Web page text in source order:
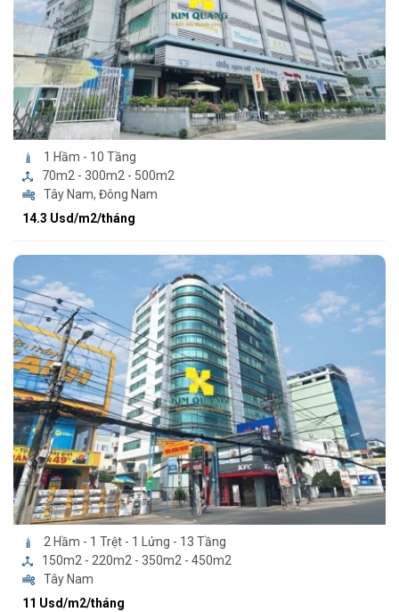
1 Hầm - 10 Tầng
70m2 - 300m2 - 500m2
Tây Nam, Đông Nam
14.3 Usd/m2/tháng
2 Hầm - 1 Trệt - 1 Lửng - 13 Tầng
150m2 - 220m2 - 350m2 - 450m2
Tây Nam
11 Usd/m2/tháng